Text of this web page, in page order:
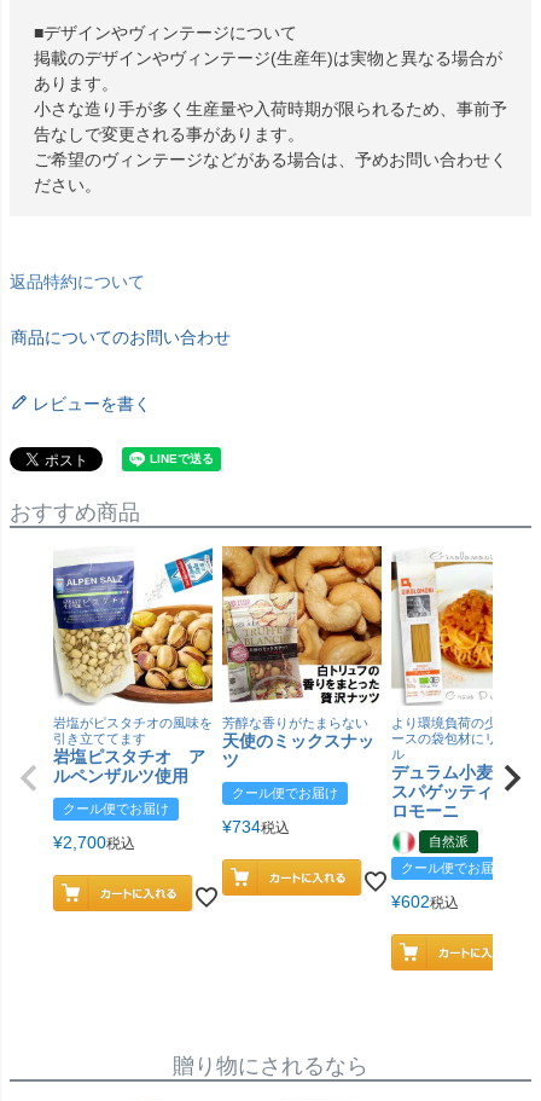
■デザインやヴィンテージについて
掲載のデザインやヴィンテージ(生産年)は実物と異なる場合が
あります。
小さな造り手が多く生産量や入荷時期が限られるため、事前予
告なしで変更される事があります。
ご希望のヴィンテージなどがある場合は、予めお問い合わせく
ださい。
返品特約について
商品についてのお問い合わせ
レビューを書く
おすすめ商品
岩塩がピスタチオの風味を
引き立ててます
岩塩ピスタチオ ア
ルペンザルツ使用
クール便でお届け
¥2,700税込
芳醇な香りがたまらない
天使のミックスナッ
ツ
クール便でお届け
¥734税込
より環境負荷の少ない紙
ースの袋包材にリニュー
ル
デュラム小麦 有
スパゲッティ／ジ
ロモーニ
自然派
クール便でお届け
¥602税込
贈り物にされるなら